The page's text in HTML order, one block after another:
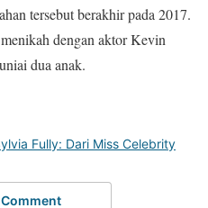
tersebut berakhir pada 2017.
dengan aktor Kevin
dua anak.
Fully: Dari Miss Celebrity
Comment